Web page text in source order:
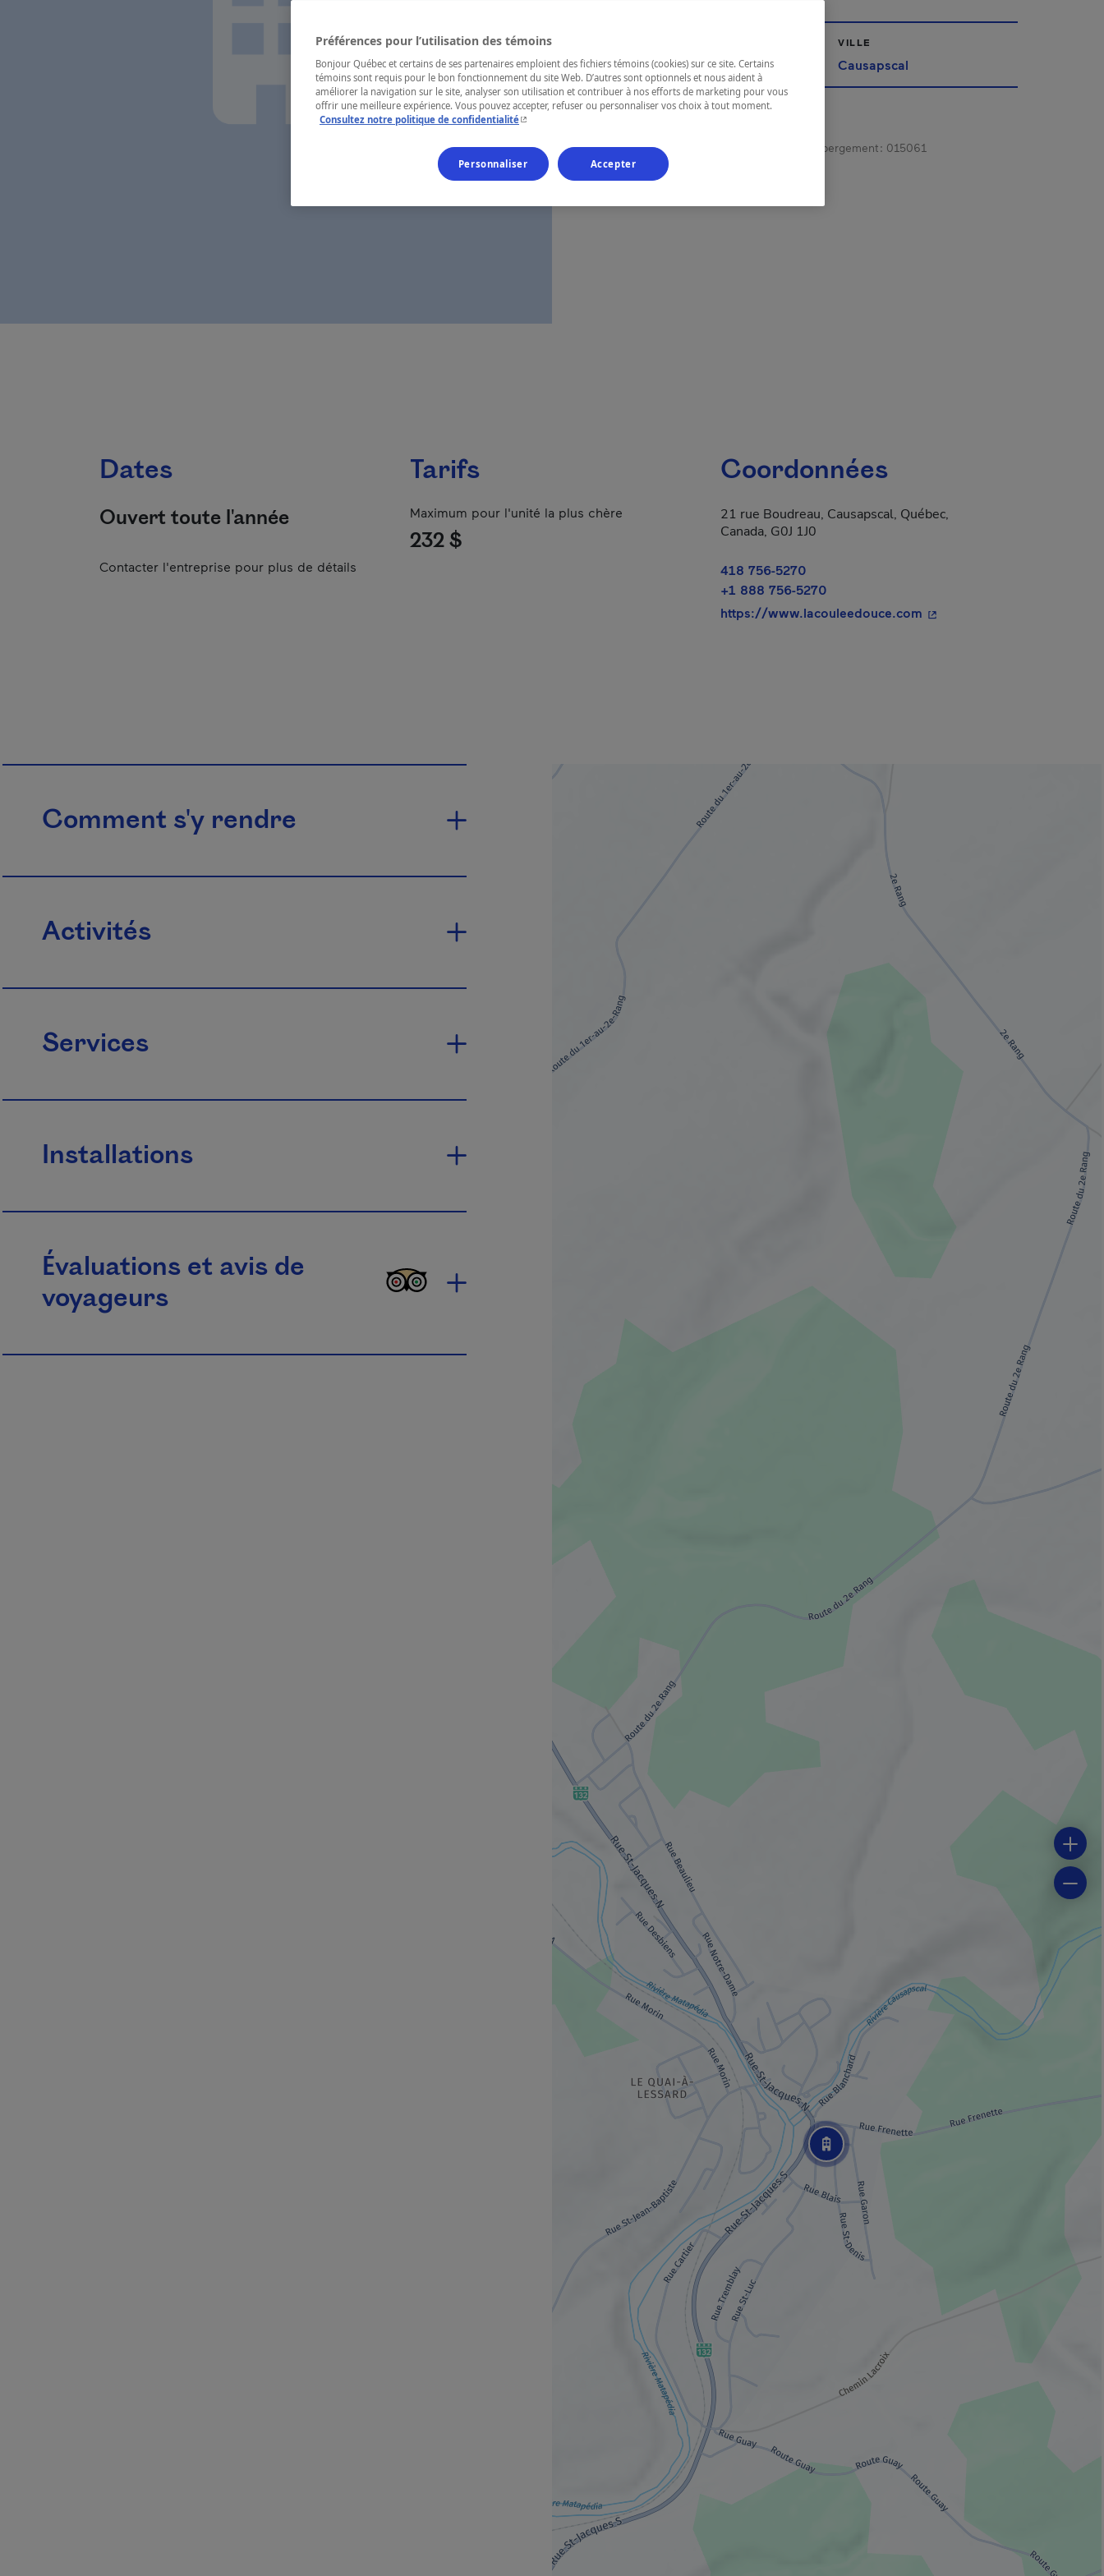
Gaspésie
VILLE
Causapscal
Numéro d’enregistrement d’hébergement : 015061
Dates
Ouvert toute l'année
Contacter l'entreprise pour plus de détails
Tarifs
Maximum pour l'unité la plus chère
232 $
Coordonnées
21 rue Boudreau, Causapscal, Québec,
Canada, G0J 1J0
418 756-5270
+1 888 756-5270
https://www.lacouleedouce.com - Cet hyperlien s'ouvrira
Comment s'y rendre
Activités
Services
Installations
Évaluations et avis de
voyageurs
Préférences pour l’utilisation des témoins
Bonjour Québec et certains de ses partenaires emploient des fichiers témoins (cookies) sur ce site. Certains
témoins sont requis pour le bon fonctionnement du site Web. D’autres sont optionnels et nous aident à
améliorer la navigation sur le site, analyser son utilisation et contribuer à nos efforts de marketing pour vous
offrir une meilleure expérience. Vous pouvez accepter, refuser ou personnaliser vos choix à tout moment.
Consultez notre politique de confidentialité- Cet hyperlien s'ouvrira dans une nouvelle fenêtre.
Personnaliser Accepter